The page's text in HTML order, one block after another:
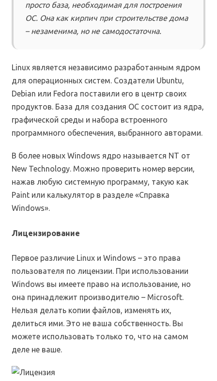
просто база, необходимая для построения
ОС. Она как кирпич при строительстве дома
– незаменима, но не самодостаточна.
Linux является независимо разработанным ядром
для операционных систем. Создатели Ubuntu,
Debian или Fedora поставили его в центр своих
продуктов. База для создания ОС состоит из ядра,
графической среды и набора встроенного
программного обеспечения, выбранного авторами.
В более новых Windows ядро ​​называется NT от
New Technology. Можно проверить номер версии,
нажав любую системную программу, такую ​​как
Paint или калькулятор в разделе «Справка
Windows».
Лицензирование
Первое различие Linux и Windows – это права
пользователя по лицензии. При использовании
Windows вы имеете право на использование, но
она принадлежит производителю – Microsoft.
Нельзя делать копии файлов, изменять их,
делиться ими. Это не ваша собственность. Вы
можете использовать только то, что на самом
деле не ваше.